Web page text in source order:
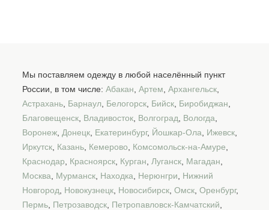
Мы поставляем одежду в любой населённый пункт
России, в том числе: Абакан Артем Архангельск
Астрахань Барнаул Белогорск Бийск Биробиджан
Благовещенск Владивосток Волгоград Вологда
Воронеж Донецк Екатеринбург, Йошкар-Ола Ижевск
Иркутск Казань Кемерово Комсомольск-на-Амуре
Краснодар
Красноярск Курган Луганск Магадан
Москва
Мурманск Находка Нерюнгри
Нижний
Новгород
Новокузнецк Новосибирск Омск Оренбург,
Пермь Петрозаводск Петропавловск-Камчатский